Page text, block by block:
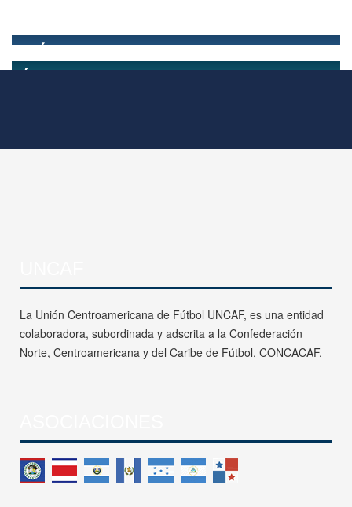
La Unión Centroamericana de Fútbol UNCAF, es una entidad
colaboradora, subordinada y adscrita a la Confederación
Norte, Centroamericana y del Caribe de Fútbol, CONCACAF.